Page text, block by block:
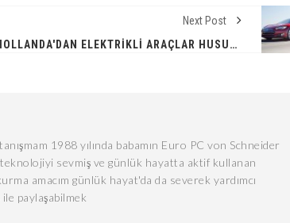
Next Post
HOLLANDA'DAN ELEKTRIKLI ARAÇLAR HUSUSUNDA DEV ADIM !
1988 yılında babamın Euro PC von Schneider
sevmiş ve günlük hayatta aktif kullanan
amacım günlük hayat'da da severek yardımcı
paylaşabilmek